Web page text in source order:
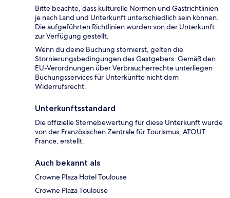
Bitte beachte, dass kulturelle Normen und Gastrichtlinien
je nach Land und Unterkunft unterschiedlich sein können.
Die aufgeführten Richtlinien wurden von der Unterkunft
zur Verfügung gestellt.
Wenn du deine Buchung stornierst, gelten die
Stornierungsbedingungen des Gastgebers. Gemäß den
EU-Verordnungen über Verbraucherrechte unterliegen
Buchungsservices für Unterkünfte nicht dem
Widerrufsrecht.
Unterkunftsstandard
Die offizielle Sternebewertung für diese Unterkunft wurde
von der Französischen Zentrale für Tourismus, ATOUT
France, erstellt.
Auch bekannt als
Crowne Plaza Hotel Toulouse
Crowne Plaza Toulouse